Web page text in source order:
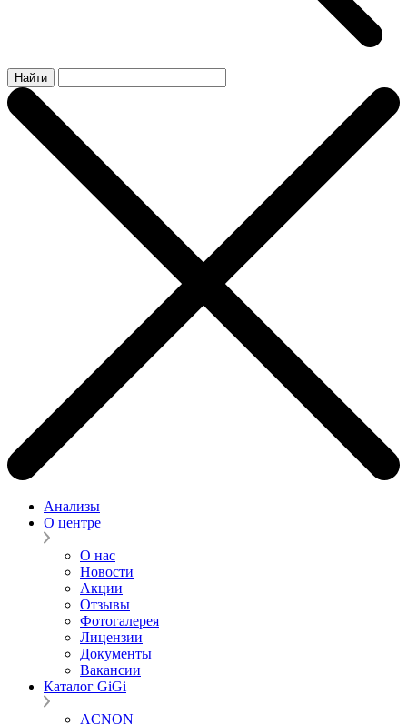
Найти
Анализы
О центре
О нас
Новости
Акции
Отзывы
Фотогалерея
Лицензии
Документы
Вакансии
Каталог GiGi
ACNON